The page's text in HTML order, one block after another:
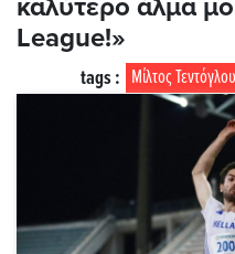
καλύτερο άλμα
League!»
Μίλτος Τεντόγλου
tags :